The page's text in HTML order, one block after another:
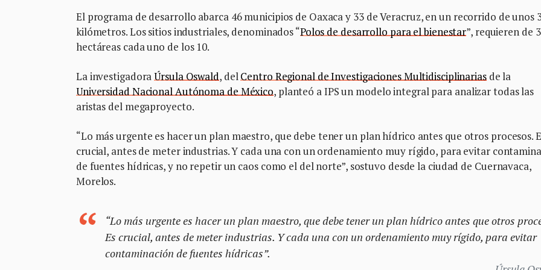
El programa de desarrollo abarca 46 municipios de Oaxaca y 33 de Veracruz, en un recorrido de unos
kilómetros. Los sitios industriales, denominados “Polos de desarrollo para el bienestar”, requieren de
hectáreas cada uno de los 10.
La investigadoraÚrsula Oswald, delCentro Regional de Investigaciones Multidisciplinariasde la
Universidad Nacional Autónoma de México, planteó a IPS un modelo integral para analizar todas las
aristas del megaproyecto.
“Lo más urgente es hacer un plan maestro, que debe tener un plan hídrico antes que otros procesos.
crucial, antes de meter industrias. Y cada una con un ordenamiento muy rígido, para evitar
de fuentes hídricas, y no repetir un caos como el del norte”, sostuvo desde la ciudad de Cuernavaca,
Morelos.
“Lo más urgente es hacer un plan maestro, que debe tener un plan hídrico antes que otros
Es crucial, antes de meter industrias. Y cada una con un ordenamiento muy rígido, para evitar
contaminación de fuentes hídricas”.